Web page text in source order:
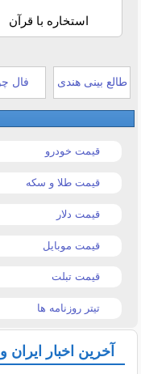
استخاره با قرآن
طالع بینی هندی فال
قیمت خودرو
قیمت طلا و سکه
قیمت دلار
قیمت موبایل
قیمت تبلت
تیتر روزنامه ها
آخرین اخبار ایران